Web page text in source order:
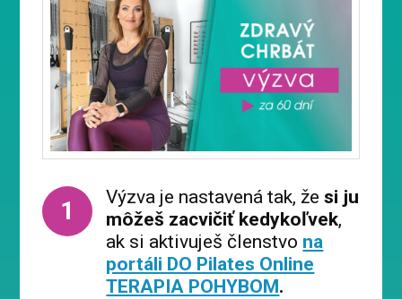
1 Výzva je nastavená tak, žesi ju
môžeš zacvičiť kedykoľvek,
ak si aktivuješ členstvo na
portáli DO Pilates Online
TERAPIA POHYBOM.